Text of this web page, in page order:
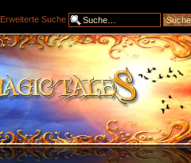
Erweiterte Suche